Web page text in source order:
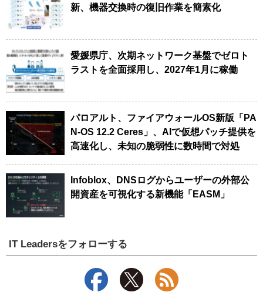
新、機器交換時の復旧作業を簡素化
愛媛県庁、次期ネットワーク基盤でゼロト
ラストを全面採用し、2027年1月に稼働
パロアルト、ファイアウォールOS新版「PA
N-OS 12.2 Ceres」、AIで仮想パッチ提供を
高速化し、未知の脆弱性に数時間で対処
Infoblox、DNSログからユーザーの外部公
開資産を可視化する新機能「EASM」
IT Leadersをフォローする